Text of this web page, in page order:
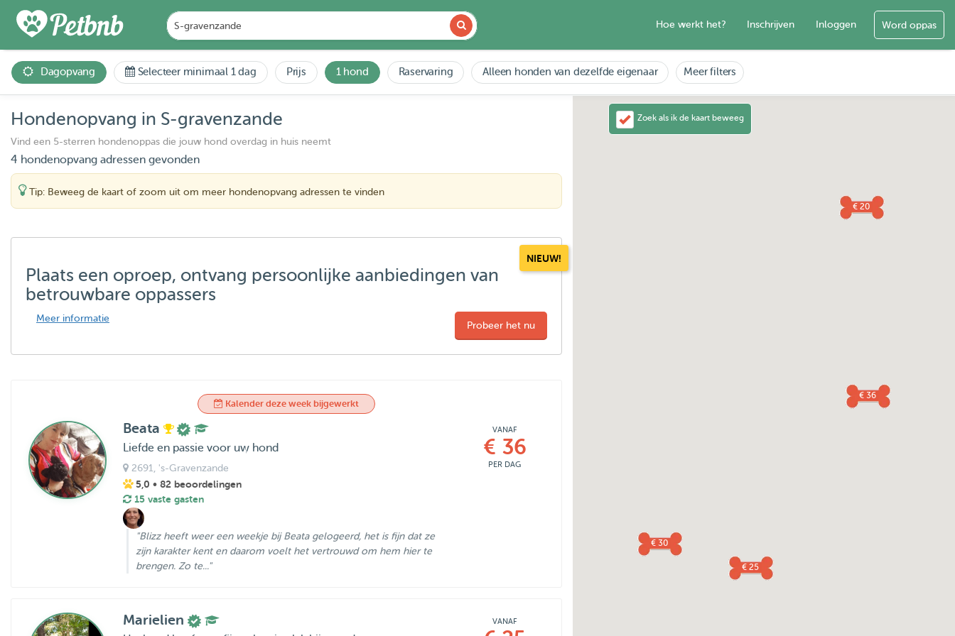
Hoe werkt het? Inschrijven Inloggen Word oppas
Dagopvang Selecteer minimaal 1 dag Prijs 1 hond Raservaring Alleen honden van dezelfde eigenaar Meer filters
Hondenopvang in S-gravenzande
Vind een 5-sterren hondenoppas die jouw hond overdag in huis neemt
4 hondenopvang adressen gevonden
Tip: Beweeg de kaart of zoom uit om meer hondenopvang adressen te vinden
NIEUW!
Plaats een oproep, ontvang persoonlijke aanbiedingen van
betrouwbare oppassers
Meer informatie
Probeer het nu
Kalender deze week bijgewerkt
Beata
Liefde en passie voor uw hond
2691 , 's-Gravenzande
5,0 • 82 beoordelingen
15 vaste gasten
"Blizz heeft weer een weekje bij Beata gelogeerd, het is fijn dat ze
zijn karakter kent en daarom voelt het vertrouwd om hem hier te
brengen. Zo te..."
VANAF
€ 36
PER DAG
Marielien VANAF
€ 36
€ 25
€ 20
€ 30
Zoek als ik de kaart beweeg